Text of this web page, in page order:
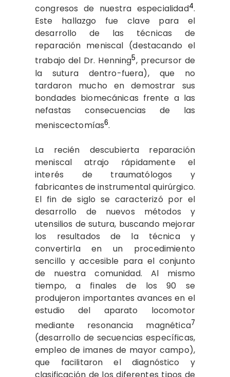
congresos de nuestra especialidad4.
Este hallazgo fue clave para el
desarrollo de las técnicas de
reparación meniscal (destacando el
trabajo del Dr. Henning5, precursor de
la sutura dentro-fuera), que no
tardaron mucho en demostrar sus
bondades biomecánicas frente a las
nefastas consecuencias de las
meniscectomías6.
La recién descubierta reparación
meniscal atrajo rápidamente el
interés de traumatólogos y
fabricantes de instrumental quirúrgico.
El fin de siglo se caracterizó por el
desarrollo de nuevos métodos y
utensilios de sutura, buscando mejorar
los resultados de la técnica y
convertirla en un procedimiento
sencillo y accesible para el conjunto
de nuestra comunidad. Al mismo
tiempo, a finales de los 90 se
produjeron importantes avances en el
estudio del aparato locomotor
mediante resonancia magnética7
(desarrollo de secuencias específicas,
empleo de imanes de mayor campo),
que facilitaron el diagnóstico y